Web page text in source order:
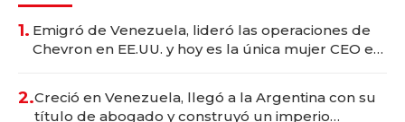
1. Emigró de Venezuela, lideró las operaciones de
Chevron en EE.UU. y hoy es la única mujer CEO en
2.Creció en Venezuela, llegó a la Argentina con su
título de abogado y construyó un imperio